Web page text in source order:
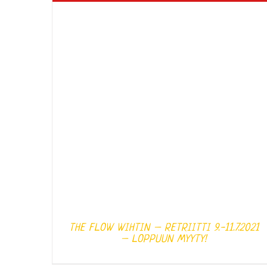
THE FLOW WIHTIN – RETRIITTI 9.-11.7.2021
– LOPPUUN MYYTY!